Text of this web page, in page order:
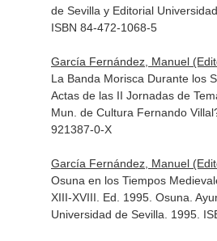
de Sevilla y Editorial
ISBN 84-472-1068-5
García Fernández, Manuel
La Banda Morisca Durante los
Actas de las II Jornadas de
Mun. de Cultura Fernando
921387-0-X
García Fernández, Manuel
Osuna en los Tiempos
XIII-XVIII. Ed. 1995. Osuna.
Universidad de Sevilla. 1995.